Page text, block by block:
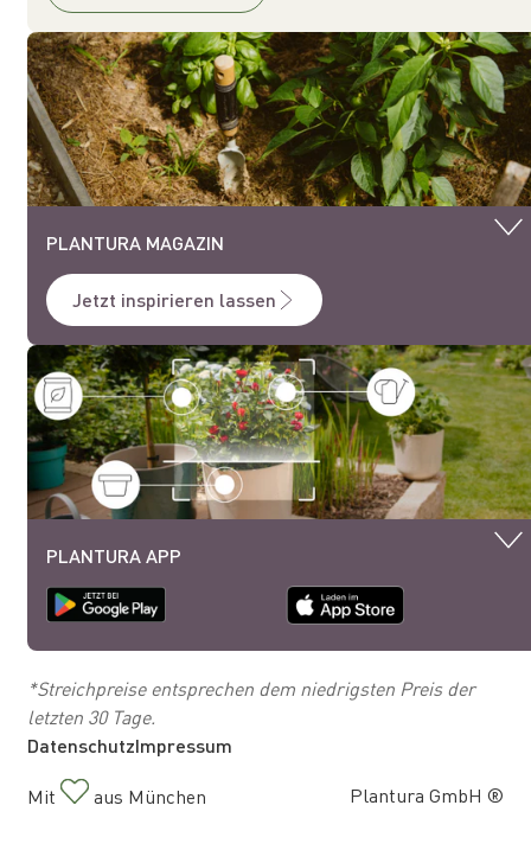
PLANTURA MAGAZIN
Jetzt inspirieren lassen
PLANTURA APP
*Streichpreise entsprechen dem niedrigsten Preis der
letzten 30 Tage.
Plantura GmbH ®
Mit aus München
DatenschutzImpressum